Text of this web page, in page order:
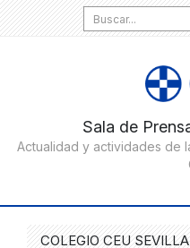
Search
for:
COLEGIO CEU SEVILLA